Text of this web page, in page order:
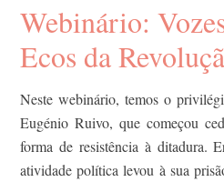
Webinário:
Ecos da
Neste webinário, temos o
Eugénio Ruivo, que começou
forma de resistência à ditadura.
atividade política levou à sua